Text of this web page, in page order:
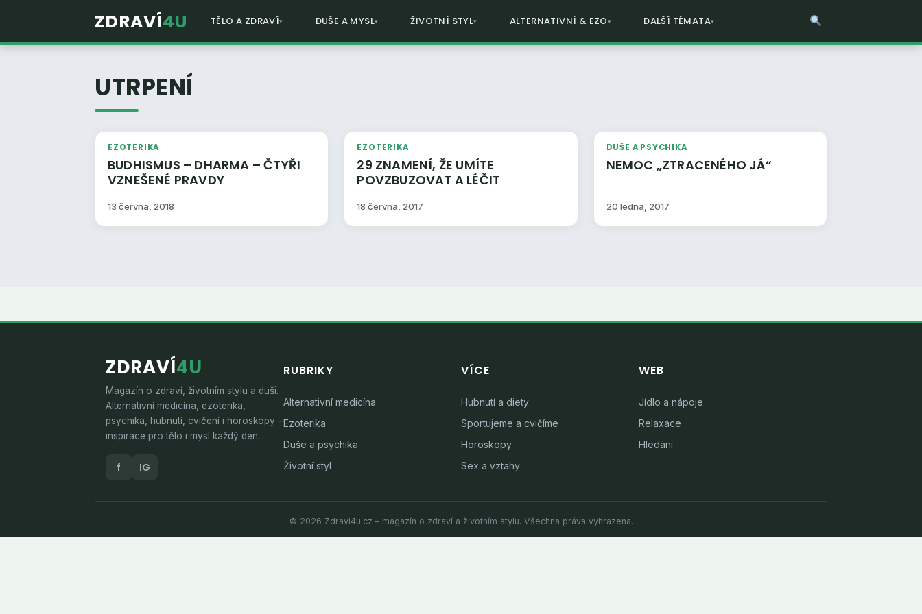
ZDRAVÍ4U TĚLO A ZDRAVÍ DUŠE A MYSL ŽIVOTNÍ STYL ALTERNATIVNÍ & EZO DALŠÍ TÉMATA
UTRPENÍ
EZOTERIKA
BUDHISMUS – DHARMA – ČTYŘI
VZNEŠENÉ PRAVDY
13 června, 2018
EZOTERIKA
29 ZNAMENÍ, ŽE UMÍTE
POVZBUZOVAT A LÉČIT
18 června, 2017
DUŠE A PSYCHIKA
NEMOC „ZTRACENÉHO JÁ“
20 ledna, 2017
ZDRAVÍ4U
Magazín o zdraví, životním stylu a duši.
Alternativní medicína, ezoterika,
psychika, hubnutí, cvičení i horoskopy –
inspirace pro tělo i mysl každý den.
f IG
RUBRIKY
Alternativní medicína
Ezoterika
Duše a psychika
Životní styl
VÍCE
Hubnutí a diety
Sportujeme a cvičíme
Horoskopy
Sex a vztahy
WEB
Jídlo a nápoje
Relaxace
Hledání
© 2026 Zdravi4u.cz – magazín o zdraví a životním stylu. Všechna práva vyhrazena.